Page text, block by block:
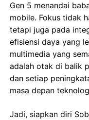
Gen 5 menandai
mobile. Fokus tidak
tetapi juga pada
efisiensi daya yang
multimedia yang
adalah otak di balik
dan setiap
masa depan
Jadi, siapkan diri